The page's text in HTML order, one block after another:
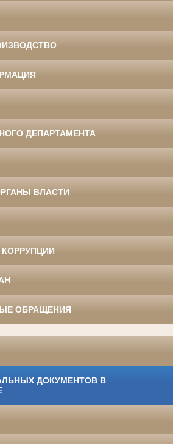
ДЕПАРТАМЕНТА
ВЛАСТИ
ОБРАЩЕНИЯ
ДОКУМЕНТОВ В